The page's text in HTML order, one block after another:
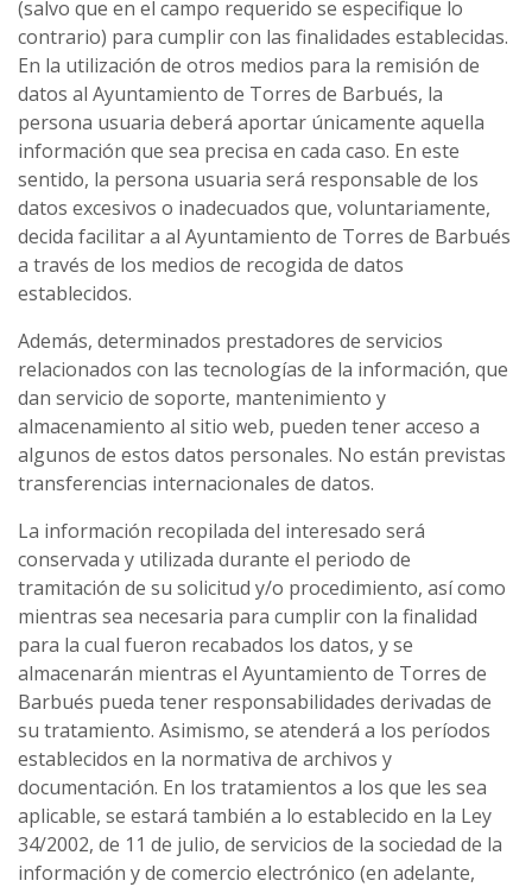
(salvo que en el campo requerido se especifique lo
contrario) para cumplir con las finalidades establecidas.
En la utilización de otros medios para la remisión de
datos al Ayuntamiento de Torres de Barbués, la
persona usuaria deberá aportar únicamente aquella
información que sea precisa en cada caso. En este
sentido, la persona usuaria será responsable de los
datos excesivos o inadecuados que, voluntariamente,
decida facilitar a al Ayuntamiento de Torres de Barbués
a través de los medios de recogida de datos
establecidos.
Además, determinados prestadores de servicios
relacionados con las tecnologías de la información, que
dan servicio de soporte, mantenimiento y
almacenamiento al sitio web, pueden tener acceso a
algunos de estos datos personales. No están previstas
transferencias internacionales de datos.
La información recopilada del interesado será
conservada y utilizada durante el periodo de
tramitación de su solicitud y/o procedimiento, así como
mientras sea necesaria para cumplir con la finalidad
para la cual fueron recabados los datos, y se
almacenarán mientras el Ayuntamiento de Torres de
Barbués pueda tener responsabilidades derivadas de
su tratamiento. Asimismo, se atenderá a los períodos
establecidos en la normativa de archivos y
documentación. En los tratamientos a los que les sea
aplicable, se estará también a lo establecido en la Ley
34/2002, de 11 de julio, de servicios de la sociedad de la
información y de comercio electrónico (en adelante,